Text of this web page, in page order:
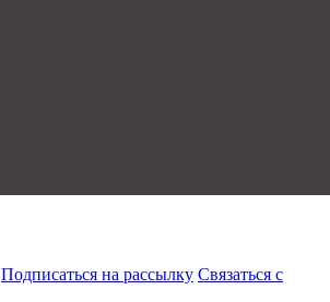
Подписаться на рассылку Связаться с